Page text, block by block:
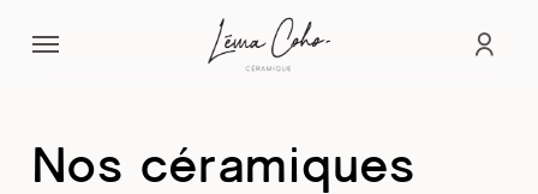
Menu
Nos céramiques
Close